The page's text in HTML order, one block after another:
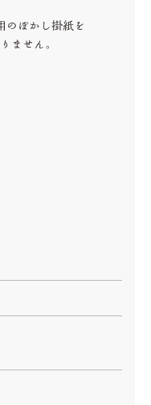
のぼかし掛紙を
ません。